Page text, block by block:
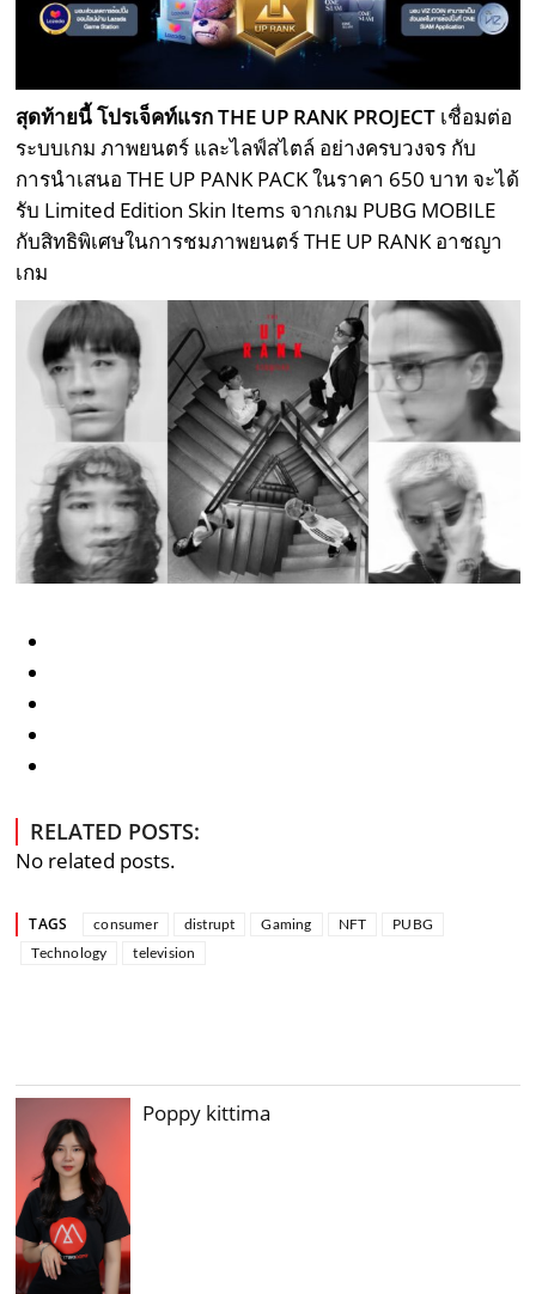
สุดท้ายนี้ โปรเจ็คท์แรก THE UP RANK PROJECT เชื่อมต่อ
ระบบเกม ภาพยนตร์ และไลฟ์สไตล์ อย่างครบวงจร กับ
การนำเสนอ THE UP PANK PACK ในราคา 650 บาท จะได้
รับ Limited Edition Skin Items จากเกม PUBG MOBILE
กับสิทธิพิเศษในการชมภาพยนตร์ THE UP RANK อาชญา
เกม
RELATED POSTS:
No related posts.
TAGS consumer distrupt Gaming NFT
PUBG
Technology
television
Poppy kittima